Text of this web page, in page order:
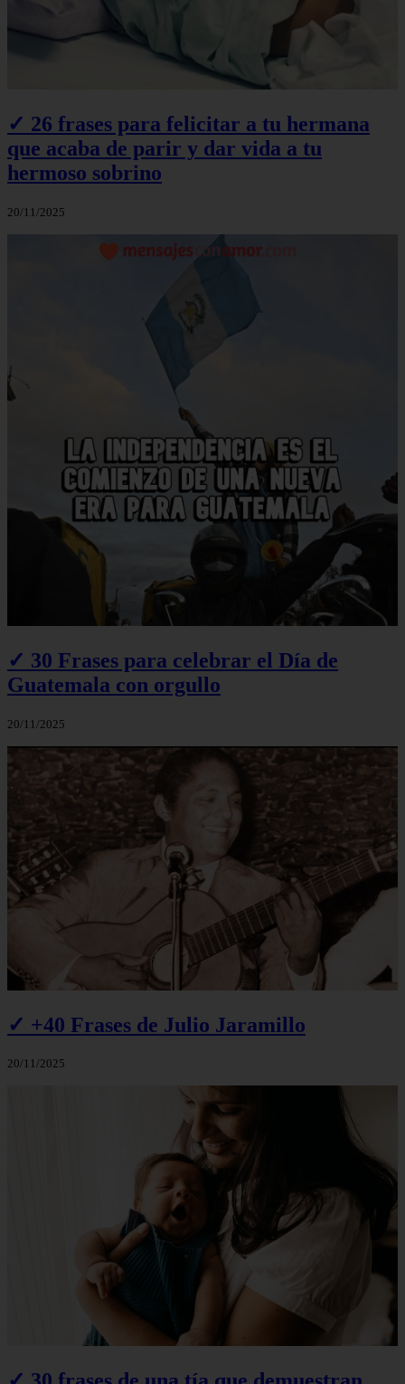
✓ 26 frases para felicitar a tu hermana
que acaba de parir y dar vida a tu
hermoso sobrino
20/11/2025
✓ 30 Frases para celebrar el Día de
Guatemala con orgullo
20/11/2025
✓ +40 Frases de Julio Jaramillo
20/11/2025